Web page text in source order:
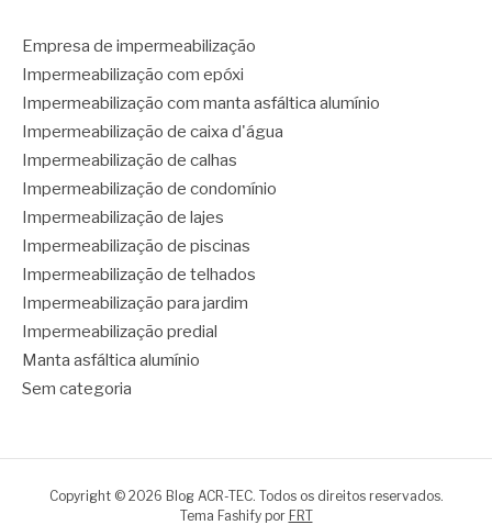
Empresa de impermeabilização
Impermeabilização com epóxi
Impermeabilização com manta asfáltica alumínio
Impermeabilização de caixa d'água
Impermeabilização de calhas
Impermeabilização de condomínio
Impermeabilização de lajes
Impermeabilização de piscinas
Impermeabilização de telhados
Impermeabilização para jardim
Impermeabilização predial
Manta asfáltica alumínio
Sem categoria
Copyright © 2026 Blog ACR-TEC. Todos os direitos reservados.
Tema Fashify por FRT